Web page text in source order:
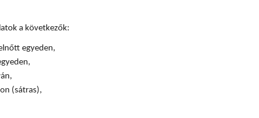
a következők:
egyeden,
(sátras),